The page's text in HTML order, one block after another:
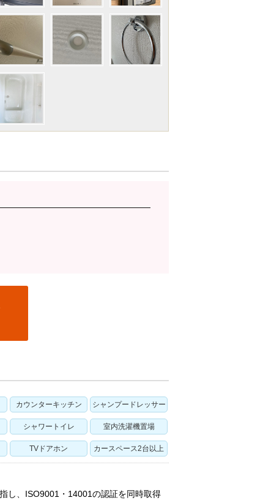
カウンターキッチン シャンプードレッサー
シャワートイレ 室内洗濯機置場
TVドアホン カースペース2台以上
し、ISO9001・14001の認証を同時取得